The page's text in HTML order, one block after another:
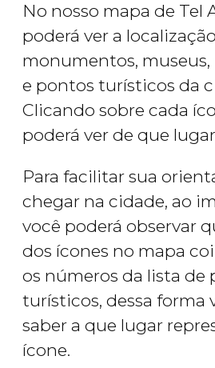
No nosso mapa de Tel
poderá ver a
monumentos, museus,
e pontos turísticos da
Clicando sobre cada
poderá ver de que
Para facilitar sua
chegar na cidade, ao
você poderá observar
dos ícones no mapa
os números da lista de
turísticos, dessa forma
saber a que lugar
ícone.